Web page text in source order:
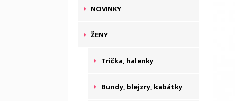
NOVINKY
ŽENY
Trička, halenky
Bundy, blejzry, kabátky